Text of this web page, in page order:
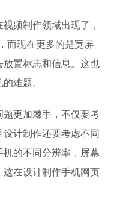
频制作领域出现了，
而现在更多的是宽屏
置标志和信息。这也
难题。
更加棘手，不仅要考
计制作还要考虑不同
的不同分辨率，屏幕
在设计制作手机网页